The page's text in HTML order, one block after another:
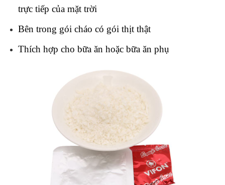
trực tiếp của mặt trời
Bên trong gói cháo có gói thịt thật
Thích hợp cho bữa ăn hoặc bữa ăn phụ